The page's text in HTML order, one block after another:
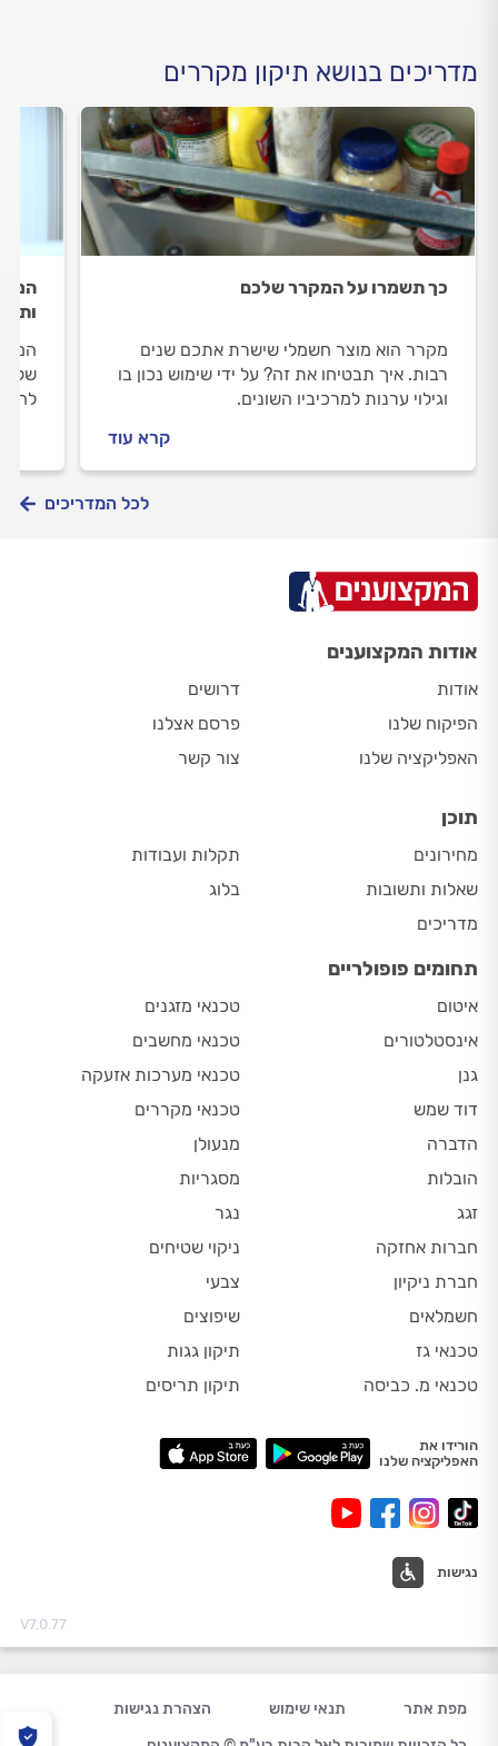
מדריכים בנושא תיקון מקררים
כך תשמרו על המקרר שלכם
מקרר הוא מוצר חשמלי שישרת אתכם שנים
רבות. איך תבטיחו את זה? על ידי שימוש נכון בו
וגילוי ערנות למרכיביו השונים.
קרא עוד
לכל המדריכים
אודות המקצוענים
אודות
הפיקוח שלנו
האפליקציה שלנו
דרושים
פרסם אצלנו
צור קשר
תוכן
מחירונים
שאלות ותשובות
מדריכים
תקלות ועבודות
בלוג
תחומים פופולריים
איטום
אינסטלטורים
גנן
דוד שמש
הדברה
הובלות
זגג
חברות אחזקה
חברת ניקיון
חשמלאים
טכנאי גז
טכנאי מ. כביסה
טכנאי מזגנים
טכנאי מחשבים
טכנאי מערכות אזעקה
טכנאי מקררים
מנעולן
מסגריות
נגר
ניקוי שטיחים
צבעי
שיפוצים
תיקון גגות
תיקון תריסים
הורידו את
האפליקציה שלנו
נגישות
V7.0.77
מפת אתר תנאי שימוש
הצהרת נגישות